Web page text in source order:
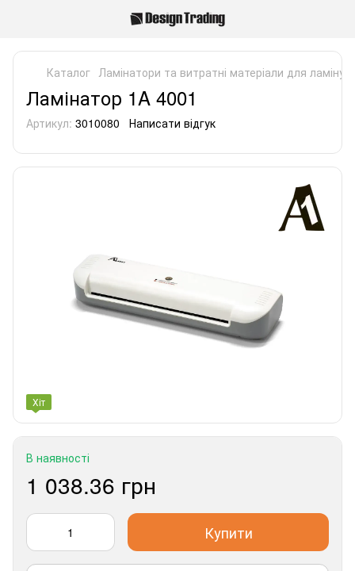
Каталог Ламінатори та витратні матеріали для
Ламінатор 1A 4001
Артикул: 3010080 Написати відгук
Хіт
В наявності
1 038.36 грн
Купити